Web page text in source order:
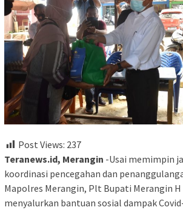
Post Views: 237
Teranews.id, Merangin -Usai memimpin
koordinasi pencegahan dan
Mapolres Merangin, Plt Bupati Merangin H
menyalurkan bantuan sosial dampak